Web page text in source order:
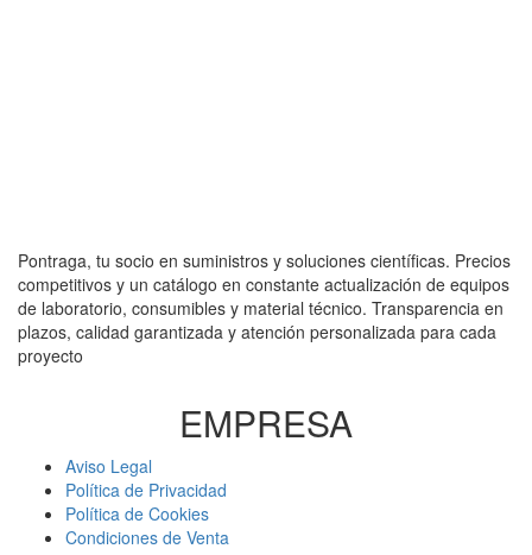
Pontraga, tu socio en suministros y soluciones científicas. Precios
competitivos y un catálogo en constante actualización de equipos
de laboratorio, consumibles y material técnico. Transparencia en
plazos, calidad garantizada y atención personalizada para cada
proyecto
EMPRESA
Aviso Legal
Política de Privacidad
Política de Cookies
Condiciones de Venta